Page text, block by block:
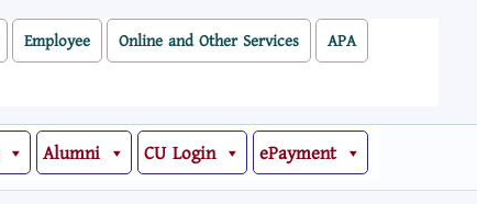
Employee Online and Other Services
APA
Alumni CU Login ePayment